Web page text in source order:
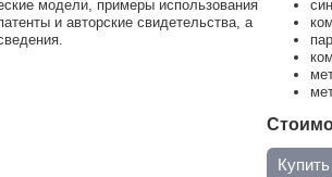
модели, примеры использования
и авторские свидетельства, а
Купить